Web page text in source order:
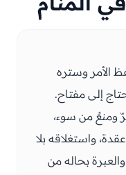
الأمر وستره
إلى مفتاح.
ومنعٌ من سوء،
واستغلاقه بلا
بحاله من